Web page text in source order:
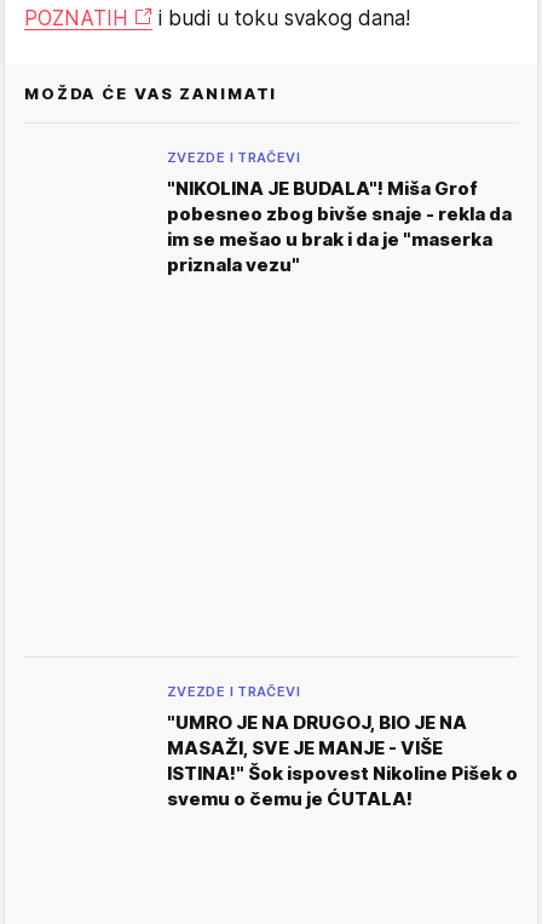
POZNATIH
i budi u toku svakog dana!
MOŽDA ĆE VAS ZANIMATI
ZVEZDE I TRAČEVI
"NIKOLINA JE BUDALA"! Miša Grof
pobesneo zbog bivše snaje - rekla da
im se mešao u brak i da je "maserka
priznala vezu"
ZVEZDE I TRAČEVI
"UMRO JE NA DRUGOJ, BIO JE NA
MASAŽI, SVE JE MANJE - VIŠE
ISTINA!" Šok ispovest Nikoline Pišek o
svemu o čemu je ĆUTALA!